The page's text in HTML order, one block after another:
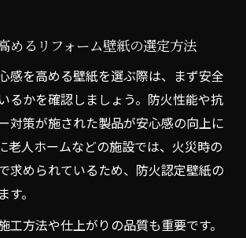
めるリフォーム壁紙の選定方法
感を高める壁紙を選ぶ際は、まず安全
るかを確認しましょう。防火性能や抗
対策が施された製品が安心感の向上に
老人ホームなどの施設では、火災時の
求められているため、防火認定壁紙の
。
工方法や仕上がりの品質も重要です。